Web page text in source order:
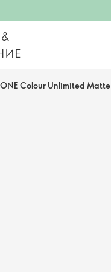
Colour Unlimited Matte